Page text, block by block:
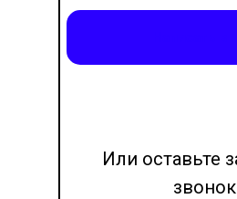
Или оставьте
звонок